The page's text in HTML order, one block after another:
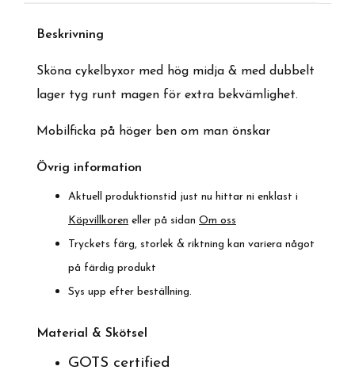
Beskrivning
Sköna cykelbyxor med hög midja & med dubbelt
lager tyg runt magen för extra bekvämlighet.
Mobilficka på höger ben om man önskar
Övrig information
Aktuell produktionstid just nu hittar ni enklast i
Köpvillkoren eller på sidan Om oss
Tryckets färg, storlek & riktning kan variera något
på färdig produkt
Sys upp efter beställning.
Material & Skötsel
GOTS certified